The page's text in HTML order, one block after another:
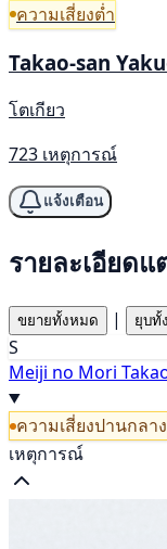
ความเสี่ยงต่ำ
Takao-san
โตเกียว
723 เหตุการณ์
แจ้งเตือน
รายละเอียดแ
ขยายทั้งหมด | ยุบทั้
S
Meiji no Mori
ความเสี่ยงปานกลาง
เหตุการณ์